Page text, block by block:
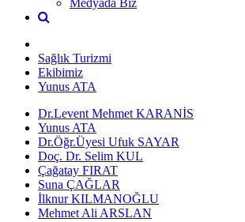
Sağlık Turizmi
Ekibimiz
Yunus ATA
Dr.Levent Mehmet KARANİS
Yunus ATA
Dr.Öğr.Üyesi Ufuk SAYAR
Doç. Dr. Selim KUL
Çağatay FIRAT
Suna ÇAĞLAR
İlknur KILMANOĞLU
Mehmet Ali ARSLAN